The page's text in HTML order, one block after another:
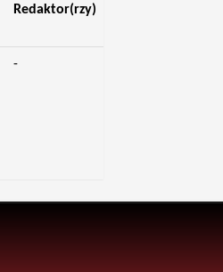
Redaktor(rzy)
-